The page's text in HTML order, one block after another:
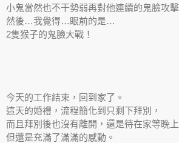
小鬼當然也不干勢弱再對他連續的鬼臉攻擊
然後…我覺得…眼前的是…
2隻猴子的鬼臉大戰！
今天的工作結束，回到家了。
這天的婚禮，流程簡化到只剩下拜別，
而且拜別後也沒有離開，還是待在家等晚上
但還是充滿了滿滿的感動。